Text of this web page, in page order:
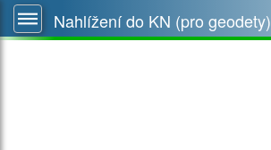
Nahlížení do KN (pro geodety)